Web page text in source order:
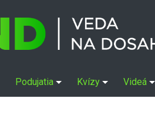
Podujatia Kvízy Videá